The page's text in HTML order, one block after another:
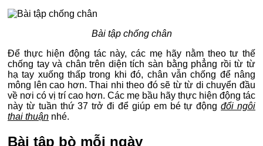
Bài tập chống chân
Để thực hiện động tác này, các mẹ hãy nằm theo tư thế
chống tay và chân trên diện tích sàn bằng phẳng rồi từ từ
hạ tay xuống thấp trong khi đó, chân vẫn chống để nâng
mông lên cao hơn. Thai nhi theo đó sẽ từ từ di chuyển đầu
về nơi có vị trí cao hơn. Các mẹ bầu hãy thực hiện động tác
này từ tuần thứ 37 trở đi để giúp em bé tự độngđổi ngôi
thai thuận nhé.
Bài tập bò mỗi ngày